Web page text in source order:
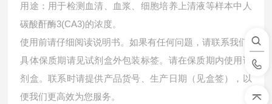
用途：用于检测血清、血浆、细胞培养上清液等样本中 人
碳酸酐酶3(CA3)的浓度。
使用前请仔细阅读说明书。如果有任何问题，请联系我们
具体保质期请见试剂盒外包装标签。请在保质期内使用试
剂盒。联系时请提供产品货号、生产日期（见盒签），以
便我们更高效为您服务。